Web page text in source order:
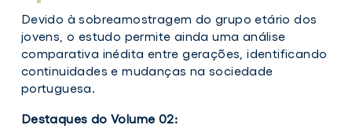
Devido à sobreamostragem do grupo etário dos
jovens, o estudo permite ainda uma análise
comparativa inédita entre gerações, identificando
continuidades e mudanças na sociedade
portuguesa.
Destaques do Volume 02: